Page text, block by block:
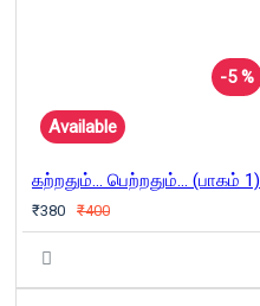
-5 %
Available
கற்றதும்... பெற்றதும்... (பாகம் 1)
₹380 ₹400